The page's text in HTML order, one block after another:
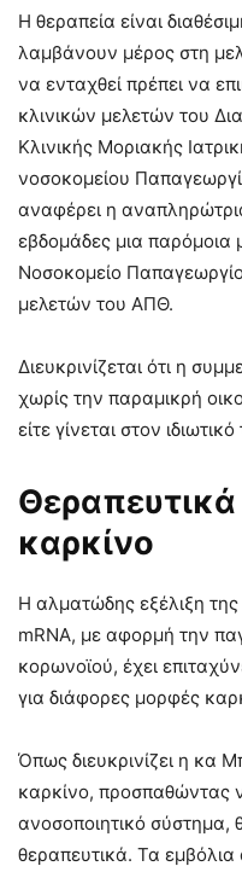
Η θεραπεία είναι
λαμβάνουν μέρος στη
να ενταχθεί πρέπει να
κλινικών μελετών του
Κλινικής Μοριακής
νοσοκομείου
αναφέρει η
εβδομάδες μια παρόμοια
Νοσοκομείο
μελετών του ΑΠΘ.
Διευκρινίζεται ότι η
χωρίς την παραμικρή
είτε γίνεται στον
Θεραπευτικά
καρκίνο
Η αλματώδης εξέλιξη
mRNA, με αφορμή την
κορωνοϊού, έχει
για διάφορες μορφές
Όπως διευκρινίζει η κα
καρκίνο, προσπαθώντας
ανοσοποιητικό σύστημα,
θεραπευτικά. Τα